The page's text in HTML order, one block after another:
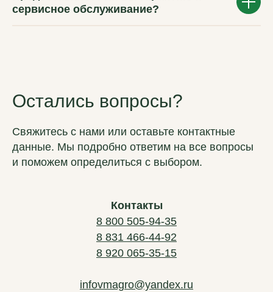
сервисное обслуживание?
Остались вопросы?
Свяжитесь с нами или оставьте контактные
данные. Мы подробно ответим на все вопросы
и поможем определиться с выбором.
Контакты
8 800 505-94-35
8 831 466-44-92
8 920 065-35-15
infovmagro@yandex.ru
Мы за долгосрочное сотрудничество